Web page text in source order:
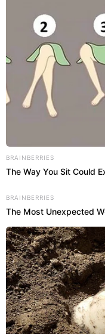
BRAINBERRIES
The Way You Sit Could
BRAINBERRIES
The Most Unexpected